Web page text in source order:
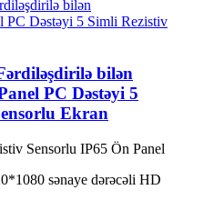
bilən
PC Dəstəyi 5
Ekran
Sensorlu IP65 Ön Panel
sənaye dərəcəli HD